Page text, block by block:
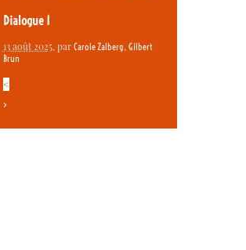
Dialogue 1
13 août 2025, par Carole Zalberg, Gilbert
Brun
<
>